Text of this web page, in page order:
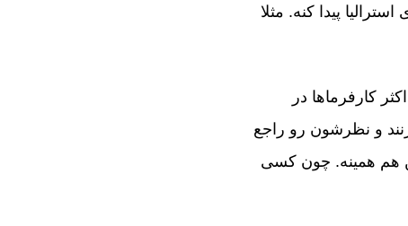
پیدا کنه. مثلا
کارفرماها در
و نظرشون رو راجع
هم همینه. چون کسی